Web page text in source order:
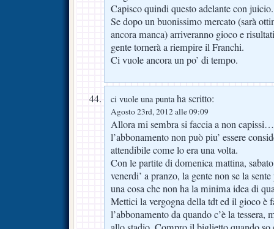
Capisco quindi questo adelante con juicio.
Se dopo un buonissimo mercato (sarà
ancora manca) arriveranno gioco e
gente tornerà a riempire il Franchi.
Ci vuole ancora un po’ di tempo.
ci vuole una puntaha scritto:
Agosto 23rd, 2012 alle 09:09
Allora mi sembra si faccia a non
l’abbonamento non può piu’ essere
attendibile come lo era una volta.
Con le partite di domenica mattina,
venerdi’ a pranzo, la gente non se la
una cosa che non ha la minima idea di
Mettici la vergogna della tdt ed il gioco è
l’abbonamento da quando c’è la tessera,